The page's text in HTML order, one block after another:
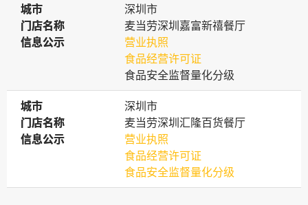
城市
城市
深圳市
门店名称
门店名称
麦当劳深圳嘉富新禧餐厅
信息公示
信息公示
营业执照
食品经营许可证
食品安全监督量化分级
城市
城市
深圳市
门店名称
门店名称
麦当劳深圳汇隆百货餐厅
信息公示
信息公示
营业执照
食品经营许可证
食品安全监督量化分级